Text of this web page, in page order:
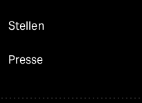
Stellen
Presse